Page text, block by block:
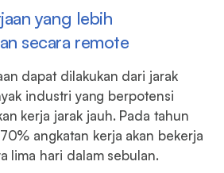
yang lebih
secara remote
dapat dilakukan dari jarak
industri yang berpotensi
kerja jarak jauh. Pada tahun
angkatan kerja akan bekerja
lima hari dalam sebulan.